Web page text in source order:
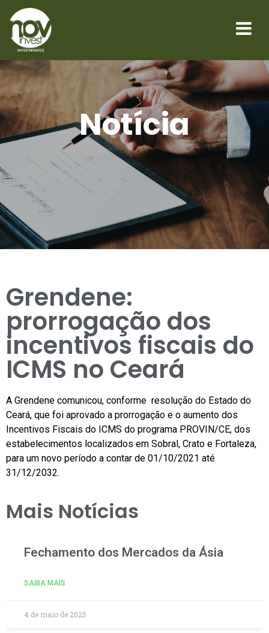
Notícia
Grendene:
prorrogação dos
incentivos fiscais do
ICMS no Ceará
A Grendene comunicou, conforme resolução do Estado do
Ceará, que foi aprovado a prorrogação e o aumento dos
Incentivos Fiscais do ICMS do programa PROVIN/CE, dos
estabelecimentos localizados em Sobral, Crato e Fortaleza,
para um novo período a contar de 01/10/2021 até
31/12/2032.
Mais Notícias
Fechamento dos Mercados da Ásia
SAIBA MAIS
4 de maio de 2025